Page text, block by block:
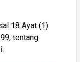
18 Ayat (1)
tentang